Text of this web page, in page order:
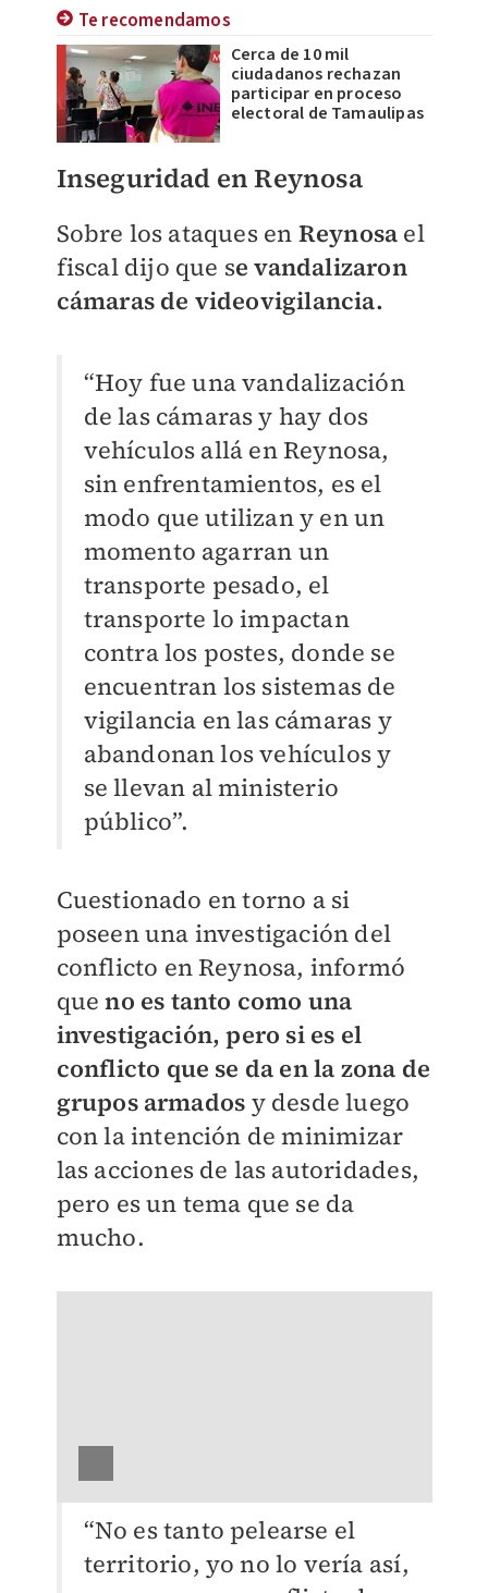
Te recomendamos
Cerca de 10 mil
ciudadanos rechazan
participar en proceso
electoral de Tamaulipas
Inseguridad en Reynosa
Sobre los ataques en Reynosa el
fiscal dijo que se vandalizaron
cámaras de videovigilancia.
“Hoy fue una vandalización
de las cámaras y hay dos
vehículos allá en Reynosa,
sin enfrentamientos, es el
modo que utilizan y en un
momento agarran un
transporte pesado, el
transporte lo impactan
contra los postes, donde se
encuentran los sistemas de
vigilancia en las cámaras y
abandonan los vehículos y
se llevan al ministerio
público”.
Cuestionado en torno a si
poseen una investigación del
conflicto en Reynosa, informó
queno es tanto como una
investigación, pero si es el
conflicto que se da en la zona de
grupos armados y desde luego
con la intención de minimizar
las acciones de las autoridades,
pero es un tema que se da
mucho.
“No es tanto pelearse el
territorio, yo no lo vería así,